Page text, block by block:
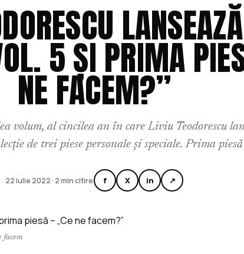
5 ȘI PRIMA
NE FACEM?”
volum, al cincilea an în care Liviu Teodorescu
de trei piese personale și speciale. Prima
22 iulie 2022 · 2 min citire f X in ↗
facem